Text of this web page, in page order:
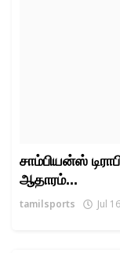
சாம்பியன்ஸ்
ஆதாரம்...
tamilsports Jul